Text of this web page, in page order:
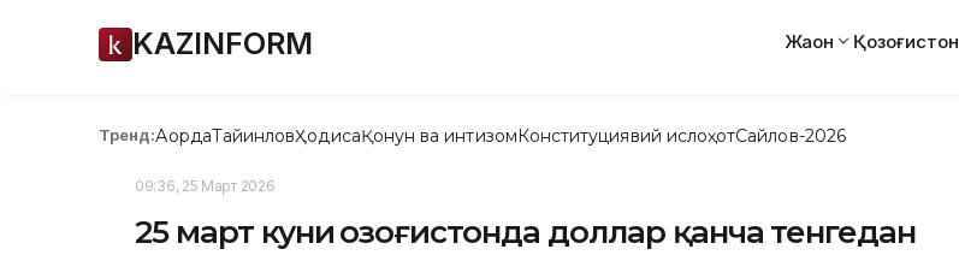
KAZINFORM Жаҳон Қозоғистон
Тренд:АқордаТайинловҲодисаҚонун ва интизомКонституциявий ислоҳотСайлов-2026
09:36, 25 Март 2026
25 март куни Қозоғистонда доллар қанча тенгедан